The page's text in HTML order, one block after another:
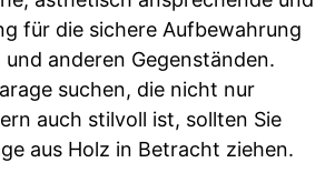
für die sichere Aufbewahrung
anderen Gegenständen.
suchen, die nicht nur
auch stilvoll ist, sollten Sie
aus Holz in Betracht ziehen.